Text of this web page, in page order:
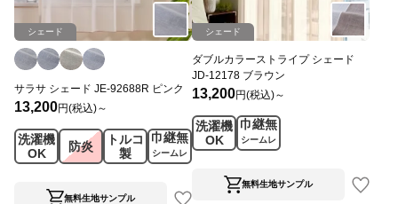
シェード
サラサ シェード JE-92688R ピンク
13,200円(税込)～
洗濯機
OK
防炎
トルコ
製
巾継無
シームレ
ス
無料生地サンプル
シェード
ダブルカラーストライプ シェード
JD-12178 ブラウン
13,200円(税込)～
洗濯機
OK
巾継無
シームレ
ス
無料生地サンプル